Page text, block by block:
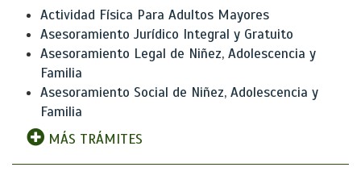
Actividad Física Para Adultos Mayores
Asesoramiento Jurídico Integral y Gratuito
Asesoramiento Legal de Niñez, Adolescencia y
Familia
Asesoramiento Social de Niñez, Adolescencia y
Familia
MÁS TRÁMITES